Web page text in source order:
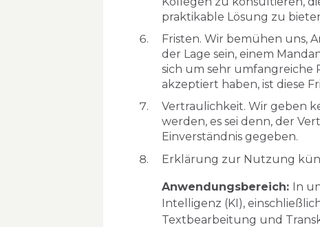
praktikable Lösung zu
Fristen. Wir bemühen uns,
der Lage sein, einem
sich um sehr umfangreiche
akzeptiert haben, ist diese
Vertraulichkeit. Wir geben
werden, es sei denn, der
Einverständnis gegeben.
Erklärung zur Nutzung
Anwendungsbereich: In
Intelligenz (KI),
Textbearbeitung und